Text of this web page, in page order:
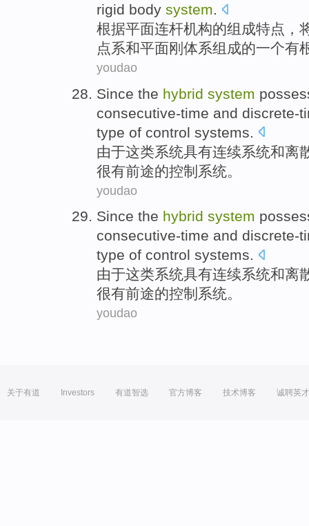
rigid body system.
根据平面连杆机构的组成特点，
点系和平面刚 体系组成的一个有
youdao
Since the hybrid system
consecutive-time and discrete-
type of control systems
由于这类系统具有连续系统和离
很有前途的控制系统。
youdao
Since the hybrid system
consecutive-time and discrete-
type of control systems.
由于这类系统具有连续系统和离
很有前途的控制 系统。
youdao
关于有道 Investors 有道智选 官方博客 技术博客 诚聘英才